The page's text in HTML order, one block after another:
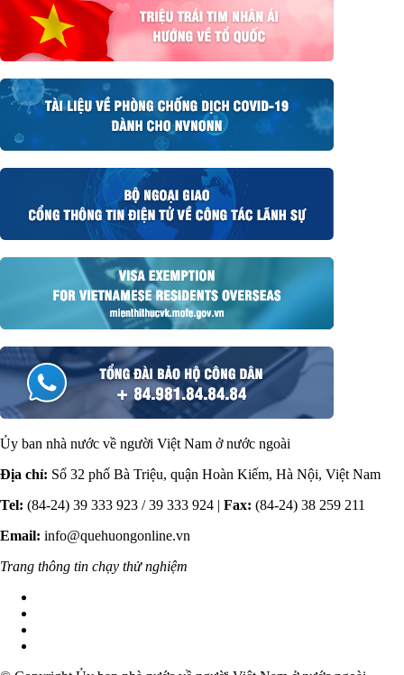
Ủy ban nhà nước về người Việt Nam ở nước ngoài
Địa chỉ: Số 32 phố Bà Triệu, quận Hoàn Kiếm, Hà Nội, Việt Nam
Tel: (84-24) 39 333 923 / 39 333 924 | Fax: (84-24) 38 259 211
Email: info@quehuongonline.vn
Trang thông tin chạy thử nghiệm